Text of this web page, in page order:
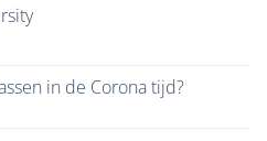
in de Corona tijd?